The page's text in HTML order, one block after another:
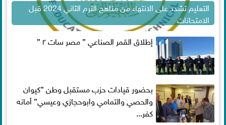
التعليم تشدد على الانتهاء من مناهج الترم الثاني 2024 قبل
الامتحانات
إطلاق القمر الصناعي ” مصر سات ٢ ”
بحضور قيادات حزب مستقبل وطن ”كيوان
والحصي والتمامي وابوحجازي وعيسي” أمانه
كفر...